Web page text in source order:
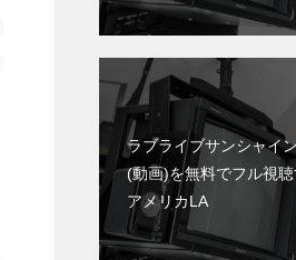
ラブライブサンシャイ
(動画)を無料でフル視
アメリカLA